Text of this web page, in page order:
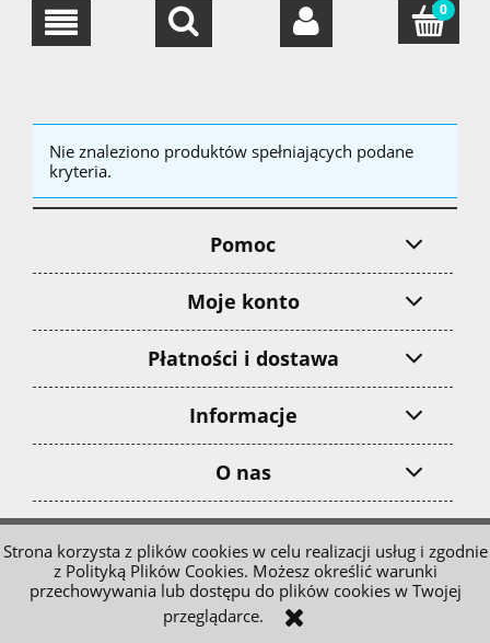
Strona korzysta z plików cookies w celu realizacji usług i zgodnie
z Polityką Plików Cookies. Możesz określić warunki
przechowywania lub dostępu do plików cookies w Twojej
przeglądarce.
Nie znaleziono produktów spełniających podane
kryteria.
Pomoc
Moje konto
Płatności i dostawa
Informacje
O nas
pokaż pełną wersję strony
Sklep internetowy Shoper.pl